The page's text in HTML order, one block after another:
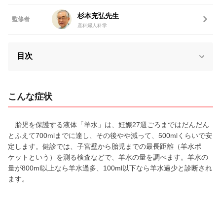
監修者 杉本充弘先生
産科婦人科学
目次
こんな症状
胎児を保護する液体「羊水」は、妊娠27週ごろまではだんだん
とふえて700mlまでに達し、その後やや減って、500mlくらいで安
定します。健診では、子宮壁から胎児までの最長距離（羊水ポ
ケットという）を測る検査などで、羊水の量を調べます。羊水の
量が800ml以上なら羊水過多、100ml以下なら羊水過少と診断され
ます。